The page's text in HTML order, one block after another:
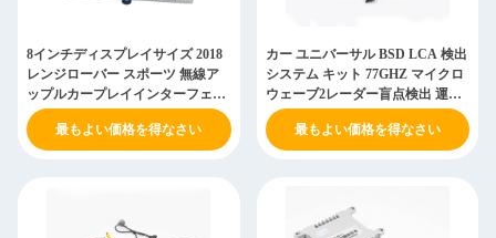
8インチディスプレイサイズ 2018
レンジローバー スポーツ 無線ア
ップルカープレイインターフェー
ス
最もよい価格を得なさい
カー ユニバーサル BSD LCA 検出
システム キット 77GHZ マイクロ
ウェーブ2レーダー盲点検出 運転
システム
最もよい価格を得なさい